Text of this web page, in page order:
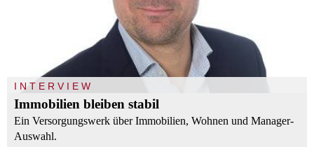
INTERVIEW
Immobilien bleiben stabil
Ein Versorgungswerk über Immobilien, Wohnen und Manager-
Auswahl.